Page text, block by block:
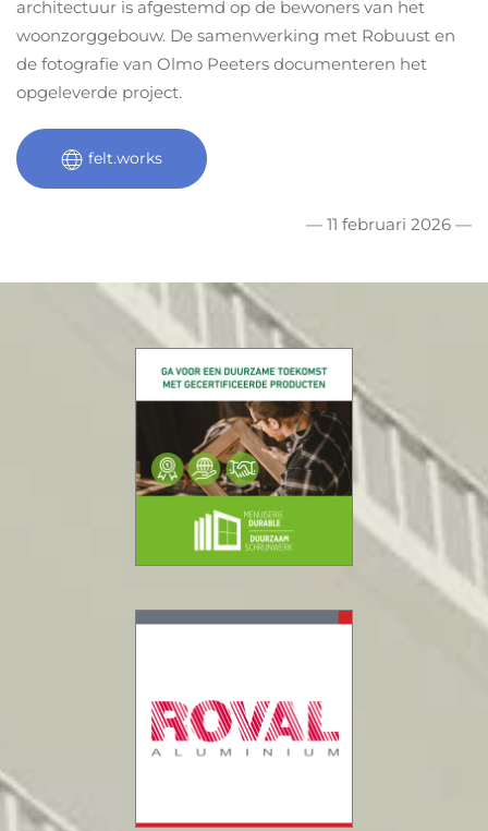
architectuur is afgestemd op de bewoners van het
woonzorggebouw. De samenwerking met Robuust en
de fotografie van Olmo Peeters documenteren het
opgeleverde project.
felt.works
— 11 februari 2026 —